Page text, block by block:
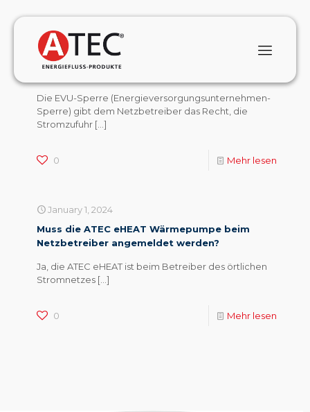
January 1, 2024
Was bedeutet die EVU-Sperre bei
Die EVU-Sperre (Energieversorgungsunternehmen-
Sperre) gibt dem Netzbetreiber das Recht, die
Stromzufuhr […]
0 Mehr lesen
January 1, 2024
Muss die ATEC eHEAT Wärmepumpe beim
Netzbetreiber angemeldet werden?
Ja, die ATEC eHEAT ist beim Betreiber des örtlichen
Stromnetzes […]
0 Mehr lesen